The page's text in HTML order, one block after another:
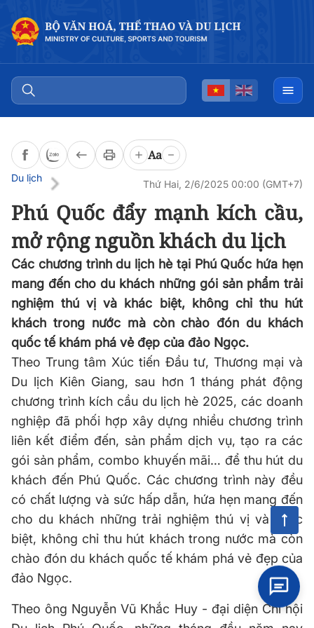
Aa
Du lịch
Thứ Hai, 2/6/2025 00:00 (GMT+7)
Phú Quốc đẩy mạnh kích cầu,
mở rộng nguồn khách du lịch
Các chương trình du lịch hè tại Phú Quốc hứa hẹn
mang đến cho du khách những gói sản phẩm trải
nghiệm thú vị và khác biệt, không chỉ thu hút
khách trong nước mà còn chào đón du khách
quốc tế khám phá vẻ đẹp của đảo Ngọc.
Theo Trung tâm Xúc tiến Đầu tư, Thương mại và
Du lịch Kiên Giang, sau hơn 1 tháng phát động
chương trình kích cầu du lịch hè 2025, các doanh
nghiệp đã phối hợp xây dựng nhiều chương trình
liên kết điểm đến, sản phẩm dịch vụ, tạo ra các
gói sản phẩm, combo khuyến mãi… để thu hút du
khách đến Phú Quốc. Các chương trình này đều
có chất lượng và sức hấp dẫn, hứa hẹn mang đến
cho du khách những trải nghiệm thú vị và khác
biệt, không chỉ thu hút khách trong nước mà còn
chào đón du khách quốc tế khám phá vẻ đẹp của
đảo Ngọc.
Theo ông Nguyễn Vũ Khắc Huy - đại diện Chi hội
Đọc bài